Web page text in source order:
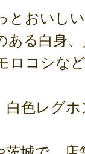
とおいし
ある白身
ロコシな
白色レグ